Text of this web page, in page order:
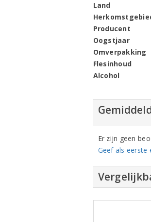
Land
Producent
Oogstjaar
Omverpakking
Flesinhoud
Alcohol
Er zijn geen
Geef als eerste